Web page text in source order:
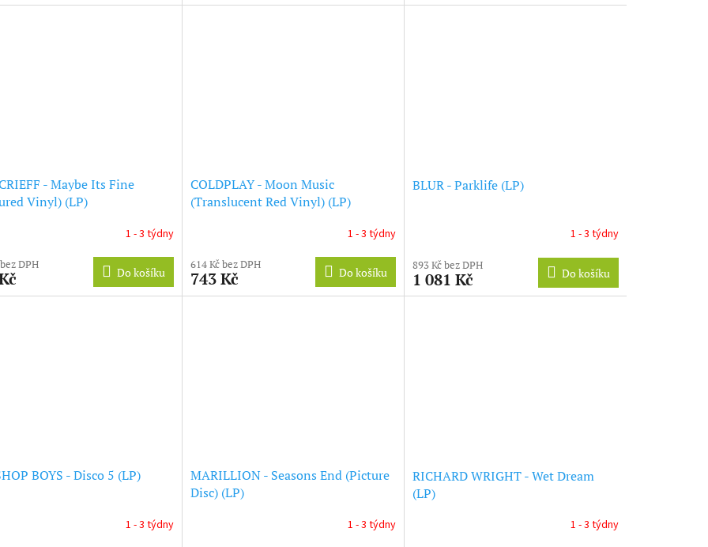
- Maybe Its Fine
Vinyl) (LP)
1 - 3 týdny
DPH
Do košíku
COLDPLAY - Moon Music
(Translucent Red Vinyl) (LP)
1 - 3 týdny
614 Kč bez DPH
743 Kč Do košíku
BLUR - Parklife (LP)
1 - 3 týdny
893 Kč bez DPH
1 081 Kč Do košíku
BOYS - Disco 5 (LP)
1 - 3 týdny
MARILLION - Seasons End (Picture
Disc) (LP)
1 - 3 týdny
RICHARD WRIGHT - Wet Dream
(LP)
1 - 3 týdny